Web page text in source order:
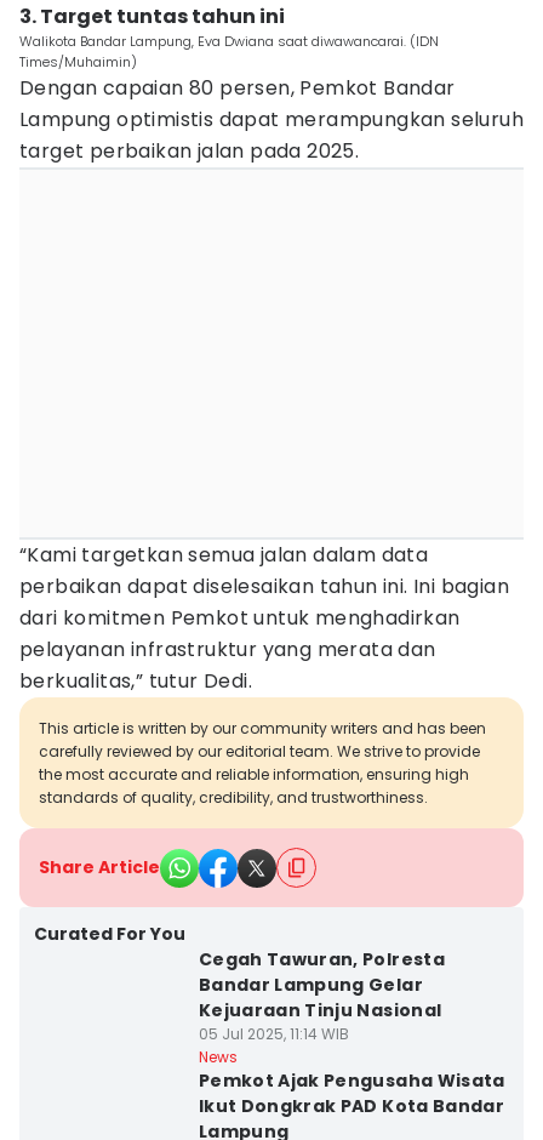
3. Target tuntas tahun ini
Walikota Bandar Lampung, Eva Dwiana saat diwawancarai. (IDN
Times/Muhaimin)
Dengan capaian 80 persen, Pemkot Bandar
Lampung optimistis dapat merampungkan seluruh
target perbaikan jalan pada 2025.
“Kami targetkan semua jalan dalam data
perbaikan dapat diselesaikan tahun ini. Ini bagian
dari komitmen Pemkot untuk menghadirkan
pelayanan infrastruktur yang merata dan
berkualitas,” tutur Dedi.
This article is written by our community writers and has been
carefully reviewed by our editorial team. We strive to provide
the most accurate and reliable information, ensuring high
standards of quality, credibility, and trustworthiness.
Share Article
Curated For You
Cegah Tawuran, Polresta
Bandar Lampung Gelar
Kejuaraan Tinju Nasional
05 Jul 2025, 11:14 WIB
News
Pemkot Ajak Pengusaha Wisata
Ikut Dongkrak PAD Kota Bandar
Lampung